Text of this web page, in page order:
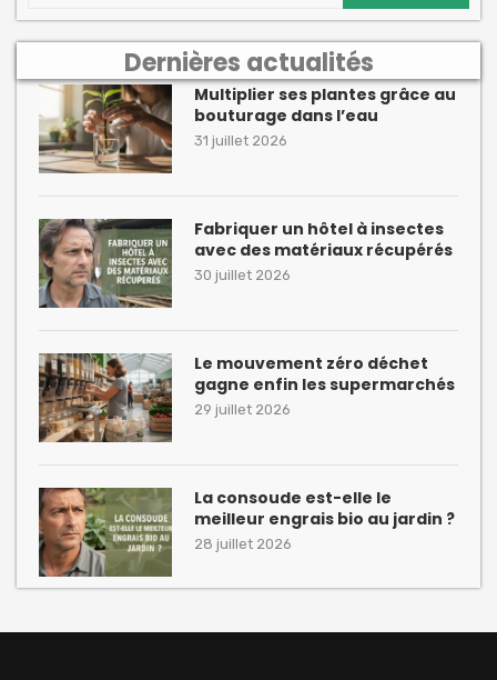
Dernières actualités
Multiplier ses plantes grâce au
bouturage dans l’eau
31 juillet 2026
Fabriquer un hôtel à insectes
avec des matériaux récupérés
30 juillet 2026
Le mouvement zéro déchet
gagne enfin les supermarchés
29 juillet 2026
La consoude est-elle le
meilleur engrais bio au jardin ?
28 juillet 2026